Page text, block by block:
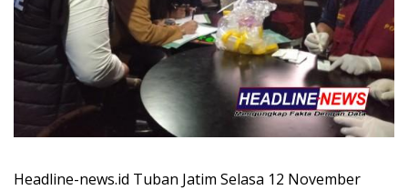
Headline-news.id Tuban Jatim Selasa 12 November